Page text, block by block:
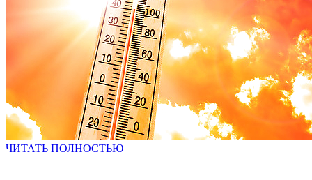
ЧИТАТЬ ПОЛНОСТЬЮ